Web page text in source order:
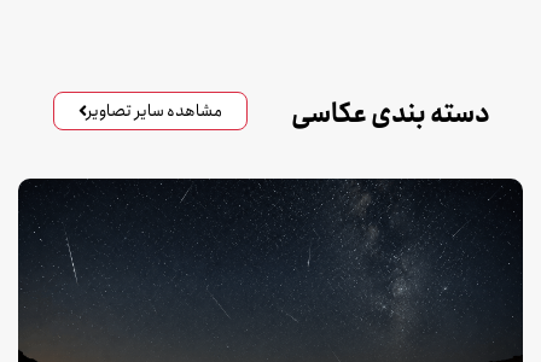
دسته بندی عکاسی مشاهده سایر تصاویر